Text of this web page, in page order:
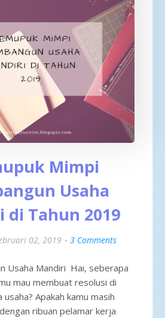
Mimpi
Usaha
di Tahun 2019
02, 2019 3 Comments
Usaha Mandiri Hai, seberapa
mau membuat resolusi di
usaha? Apakah kamu masih
ribuan pelamar kerja